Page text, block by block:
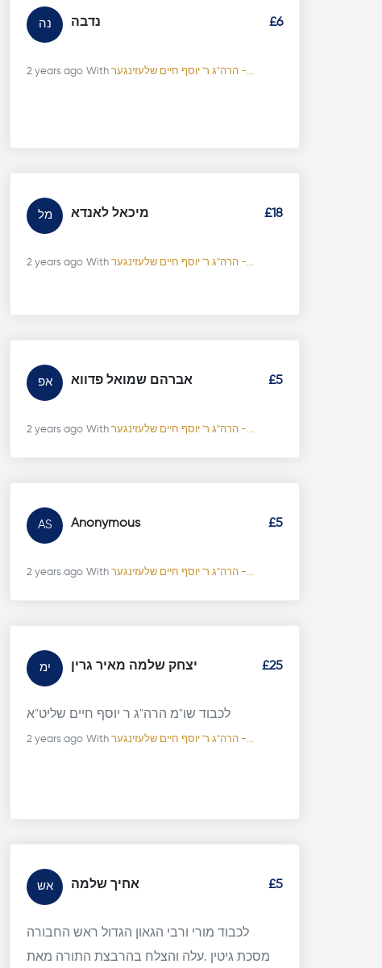
נה נדבה £6
2 years ago With הרה"ג ר' יוסף חיים שלעזינגער -...
מל מיכאל לאנדא £18
2 years ago With הרה"ג ר' יוסף חיים שלעזינגער -...
אפ אברהם שמואל פדווא £5
2 years ago With הרה"ג ר' יוסף חיים שלעזינגער -...
AS Anonymous £5
2 years ago With הרה"ג ר' יוסף חיים שלעזינגער -...
ימ יצחק שלמה מאיר גרין £25
לכבוד שו"מ הרה"ג ר יוסף חיים שליט"א
2 years ago With הרה"ג ר' יוסף חיים שלעזינגער -...
אש אחיך שלמה £5
לכבוד מורי ורבי הגאון הגדול ראש החבורה
מסכת גיטין .עלה והצלח בהרבצת התורה מאת